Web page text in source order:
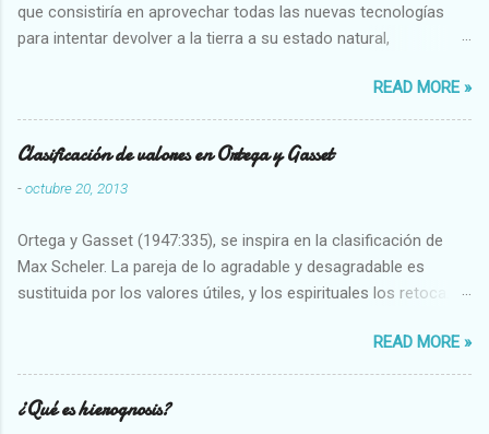
que consistiría en aprovechar todas las nuevas tecnologías
para intentar devolver a la tierra a su estado natural,
READ MORE »
Clasificación de valores en Ortega y Gasset
-octubre 20, 2013
Ortega y Gasset (1947:335), se inspira en la clasificación de
Max Scheler. La pareja de lo agradable y desagradable es
sustituida por los valores útiles, y los espirituales los retoca.
Abundante-Escaso,etc 2 VITALES Sano-Enfermo Selecto-
Vulgar Enérgico-Inerte Fuerte-Débil,etc. 3 ESPIRITUALES a)
Intelectuales Conocimiento-Error Exacto-Aproximado
Evidente-Probable,etc b) Morales Bueno-malo Bondadoso-
READ MORE »
¿Qué es hierognosis?